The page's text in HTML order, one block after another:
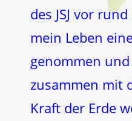
des JSJ vor
mein Leben
genommen
zusammen mit
Kraft der Erde